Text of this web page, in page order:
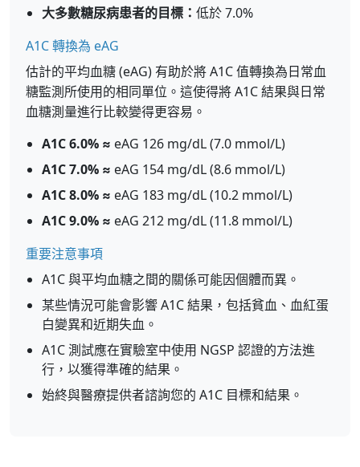
大多數糖尿病患者的目標： 低於 7.0%
A1C 轉換為 eAG
估計的平均血糖 (eAG) 有助於將 A1C 值轉換為日常血
糖監測所使用的相同單位。這使得將 A1C 結果與日常
血糖測量進行比較變得更容易。
A1C 6.0% ≈ eAG 126 mg/dL (7.0 mmol/L)
A1C 7.0% ≈ eAG 154 mg/dL (8.6 mmol/L)
A1C 8.0% ≈ eAG 183 mg/dL (10.2 mmol/L)
A1C 9.0% ≈ eAG 212 mg/dL (11.8 mmol/L)
重要注意事項
A1C 與平均血糖之間的關係可能因個體而異。
某些情況可能會影響 A1C 結果，包括貧血、血紅蛋
白變異和近期失血。
A1C 測試應在實驗室中使用 NGSP 認證的方法進
行，以獲得準確的結果。
始終與醫療提供者諮詢您的 A1C 目標和結果。